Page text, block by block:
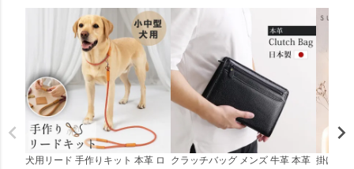
犬用リード 手作りキット 本革 ロ
クラッチバッグ メンズ 牛革 本革 掛け時